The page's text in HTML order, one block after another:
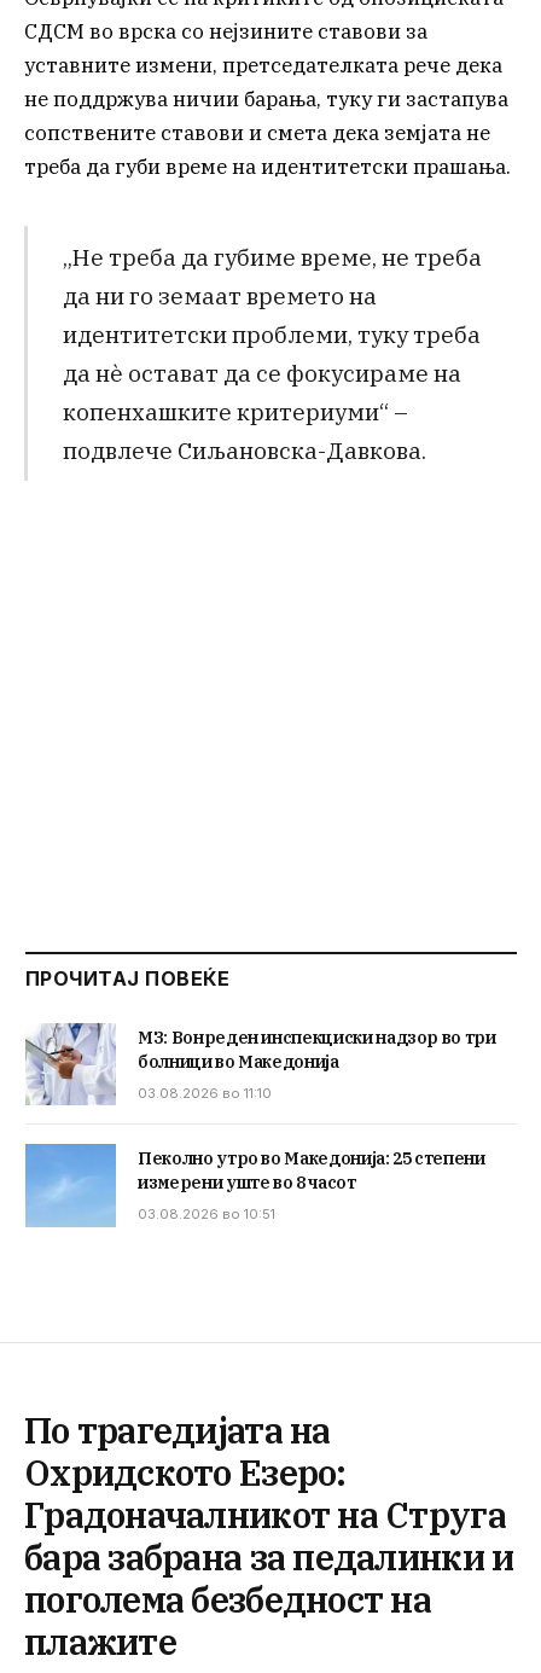
СДСМ во врска со нејзините ставови за
уставните измени, претседателката рече дека
не поддржува ничии барања, туку ги застапува
сопствените ставови и смета дека земјата не
треба да губи време на идентитетски прашања.
„Не треба да губиме време, не треба
да ни го земаат времето на
идентитетски проблеми, туку треба
да нè остават да се фокусираме на
копенхашките критериуми“ –
подвлече Сиљановска-Давкова.
ПРОЧИТАЈ ПОВЕЌЕ
МЗ: Вонреден инспекциски надзор во три
болници во Македонија
03.08.2026 во 11:10
Пеколно утро во Македонија: 25 степени
измерени уште во 8 часот
03.08.2026 во 10:51
По трагедијата на
Охридското Езеро:
Градоначалникот на Струга
бара забрана за педалинки и
поголема безбедност на
плажите